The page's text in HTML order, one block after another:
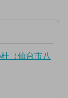
（仙台市八